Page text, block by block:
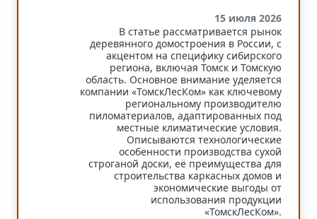
15 июля 2026
В статье рассматривается рынок
деревянного домостроения в России, с
акцентом на специфику сибирского
региона, включая Томск и Томскую
область. Основное внимание уделяется
компании «ТомскЛесКом» как ключевому
региональному производителю
пиломатериалов, адаптированных под
местные климатические условия.
Описываются технологические
особенности производства сухой
строганой доски, её преимущества для
строительства каркасных домов и
экономические выгоды от
использования продукции
«ТомскЛесКом».